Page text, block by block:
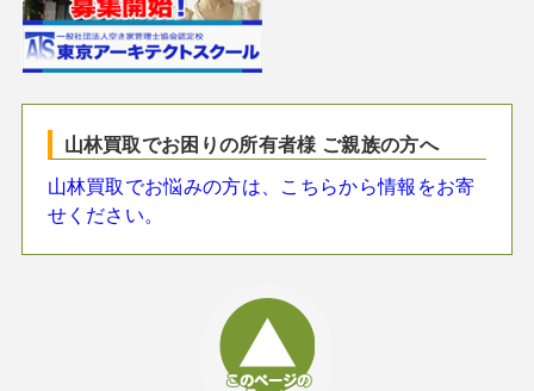
山林買取でお困りの所有者様 ご親族の方へ
山林買取でお悩みの方は、こちらから情報をお寄
せください。